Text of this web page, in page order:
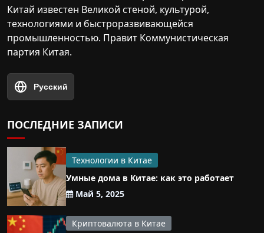
Китай известен Великой стеной, культурой,
технологиями и быстроразвивающейся
промышленностью. Правит Коммунистическая
партия Китая.
Русский
ПОСЛЕДНИЕ ЗАПИСИ
Технологии в Китае
Умные дома в Китае: как это работает
Май 5, 2025
Криптовалюта в Китае